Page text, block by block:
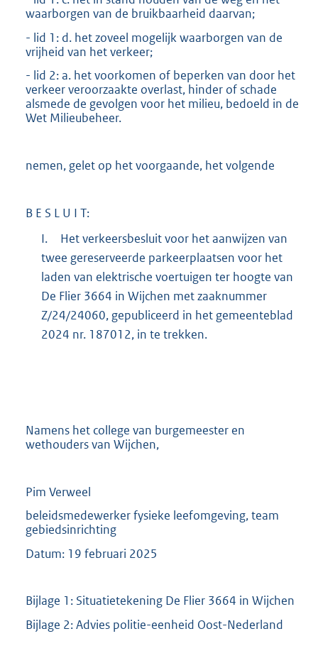
waarborgen van de bruikbaarheid daarvan;
- lid 1: d. het zoveel mogelijk waarborgen van de
vrijheid van het verkeer;
- lid 2: a. het voorkomen of beperken van door het
verkeer veroorzaakte overlast, hinder of schade
alsmede de gevolgen voor het milieu, bedoeld in de
Wet Milieubeheer.
nemen, gelet op het voorgaande, het volgende
B E S L U I T:
I.
Het verkeersbesluit voor het aanwijzen van
twee gereserveerde parkeerplaatsen voor het
laden van elektrische voertuigen ter hoogte van
De Flier 3664 in Wijchen met zaaknummer
Z/24/24060, gepubliceerd in het gemeenteblad
2024 nr. 187012, in te trekken.
Namens het college van burgemeester en
wethouders van Wijchen,
Pim Verweel
beleidsmedewerker fysieke leefomgeving, team
gebiedsinrichting
Datum: 19 februari 2025
Bijlage 1: Situatietekening De Flier 3664 in Wijchen
Bijlage 2: Advies politie-eenheid Oost-Nederland